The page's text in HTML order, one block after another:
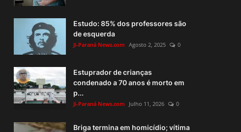
Estudo: 85% dos professores são
de esquerda
Ji-Paraná News.com Agosto 2, 2025 0
Estuprador de crianças
condenado a 70 anos é morto em
p...
Ji-Paraná News.com Julho 11, 2026 0
Briga termina em homicídio; vítima